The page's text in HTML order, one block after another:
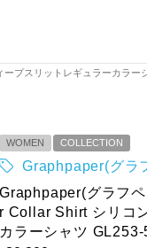
プスリットレギュラーカラー
WOMEN COLLECTION
Graphpaper(グラ
Graphpaper(グラフ
r Collar Shirt シリコ
カラーシャツ